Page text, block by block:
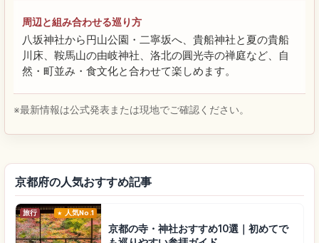
周辺と組み合わせる巡り方
八坂神社から円山公園・二寧坂へ、貴船神社と夏の貴船
川床、鞍馬山の由岐神社、洛北の圓光寺の禅庭など、自
然・町並み・食文化と合わせて楽しめます。
※最新情報は公式発表または現地でご確認ください。
京都府の人気おすすめ記事
旅行 人気No.1
京都の寺・神社おすすめ10選｜初めてで